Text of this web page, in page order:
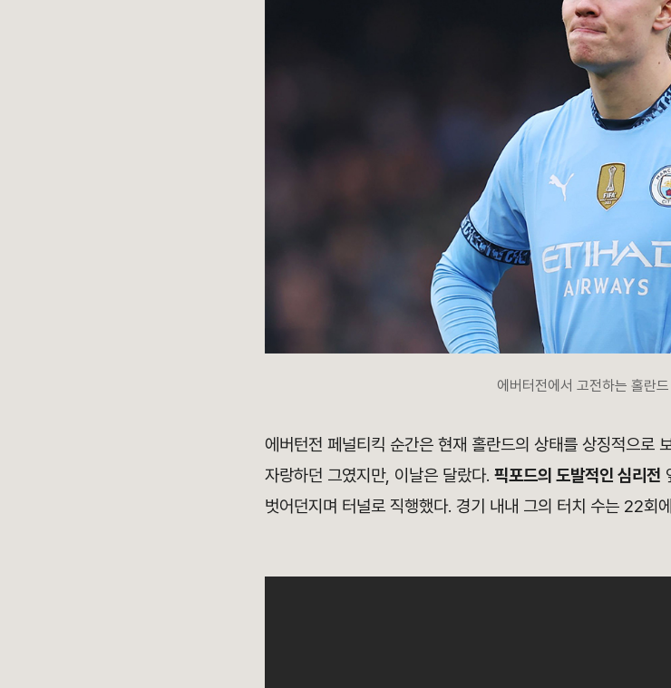
에버터전에서 고전하는 홀란
에버턴전 페널티킥 순간은 현재 홀란드의 상태를 상징적으로
자랑하던 그였지만, 이날은 달랐다. 픽포드의 도발적인 심리전
벗어던지며 터널로 직행했다. 경기 내내 그의 터치 수는 22회